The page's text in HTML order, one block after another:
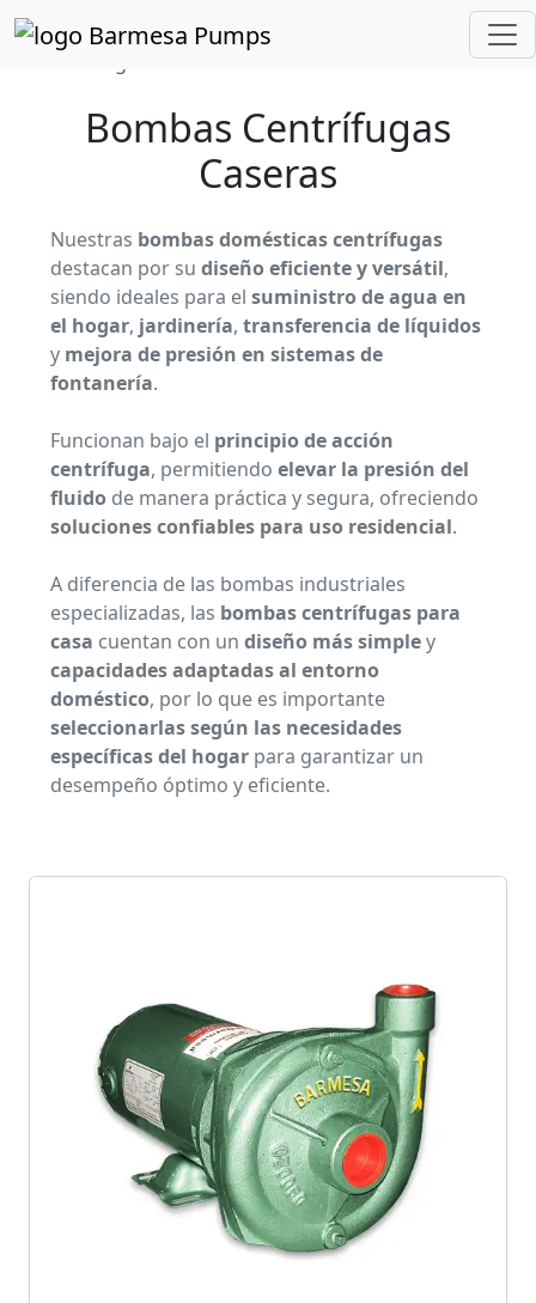
Inicio
Catálogo de Productos
Bombas Centrífugas
Caseras
Nuestras bombas domésticas centrífugas
destacan por su diseño eficiente y versátil,
siendo ideales para el suministro de agua en
el hogar, jardinería, transferencia de líquidos
y mejora de presión en sistemas de
fontanería.
Funcionan bajo el principio de acción
centrífuga, permitiendo elevar la presión del
fluidode manera práctica y segura, ofreciendo
soluciones confiables para uso residencial.
A diferencia de las bombas industriales
especializadas, las bombas centrífugas para
casa cuentan con un diseño más simpley
capacidades adaptadas al entorno
doméstico, por lo que es importante
seleccionarlas según las necesidades
específicas del hogarpara garantizar un
desempeño óptimo y eficiente.